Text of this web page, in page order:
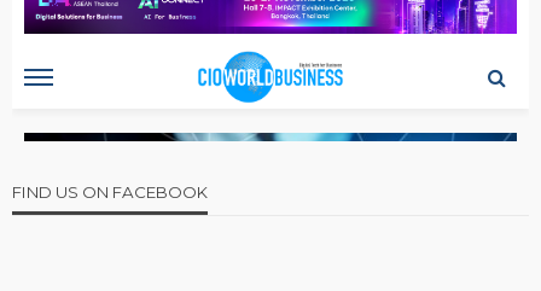
FIND US ON FACEBOOK